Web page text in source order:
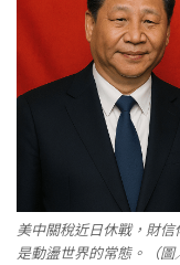
美中關稅近日休戰，財
是動盪世界的常態。（圖